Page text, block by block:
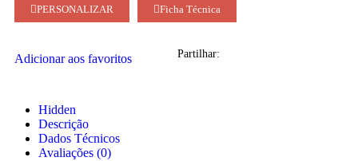
PERSONALIZAR Ficha Técnica
Adicionar aos favoritos Partilhar:
Hidden
Descrição
Dados Técnicos
Avaliações (0)